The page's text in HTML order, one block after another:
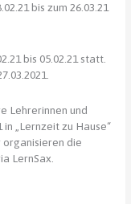
bis zum 26.03.21
bis 05.02.21 statt.
Lehrerinnen und
„Lernzeit zu Hause“
organisieren die
LernSax.